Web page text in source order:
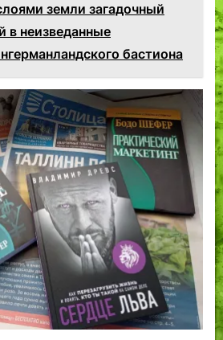
земли загадочный
в неизведанные
бастиона